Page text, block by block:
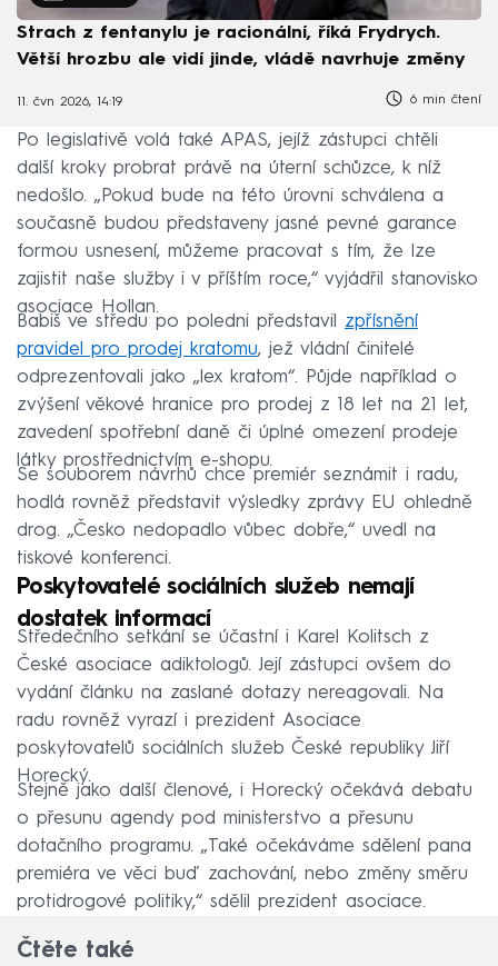
Strach z fentanylu je racionální, říká Frydrych.
Větší hrozbu ale vidí jinde, vládě navrhuje změny
11. čvn 2026, 14:19 6 min čtení
Po legislativě volá také APAS, jejíž zástupci chtěli
další kroky probrat právě na úterní schůzce, k níž
nedošlo. „Pokud bude na této úrovni schválena a
současně budou představeny jasné pevné garance
formou usnesení, můžeme pracovat s tím, že lze
zajistit naše služby i v příštím roce,“ vyjádřil stanovisko
asociace Hollan.
Babiš ve středu po poledni představil zpřísnění
pravidel pro prodej kratomu, jež vládní činitelé
odprezentovali jako „lex kratom“. Půjde například o
zvýšení věkové hranice pro prodej z 18 let na 21 let,
zavedení spotřební daně či úplné omezení prodeje
látky prostřednictvím e-shopu.
Se souborem návrhů chce premiér seznámit i radu,
hodlá rovněž představit výsledky zprávy EU ohledně
drog. „Česko nedopadlo vůbec dobře,“ uvedl na
tiskové konferenci.
Poskytovatelé sociálních služeb nemají
dostatek informací
Středečního setkání se účastní i Karel Kolitsch z
České asociace adiktologů. Její zástupci ovšem do
vydání článku na zaslané dotazy nereagovali. Na
radu rovněž vyrazí i prezident Asociace
poskytovatelů sociálních služeb České republiky Jiří
Horecký.
Stejně jako další členové, i Horecký očekává debatu
o přesunu agendy pod ministerstvo a přesunu
dotačního programu. „Také očekáváme sdělení pana
premiéra ve věci buď zachování, nebo změny směru
protidrogové politiky,“ sdělil prezident asociace.
Čtěte také